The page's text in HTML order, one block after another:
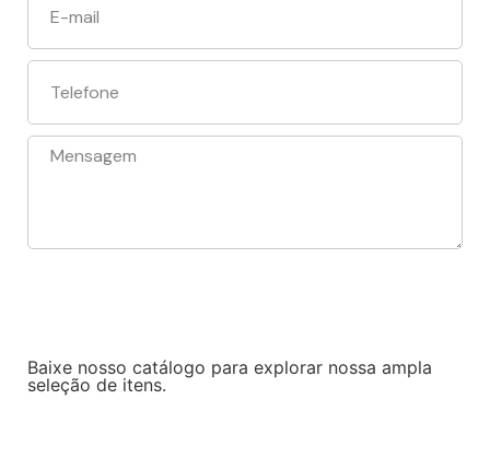
Baixe nosso catálogo para explorar nossa ampla
seleção de itens.